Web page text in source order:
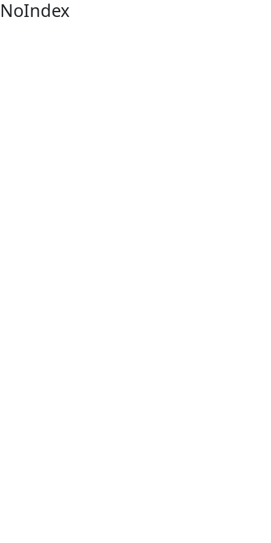
NoIndex